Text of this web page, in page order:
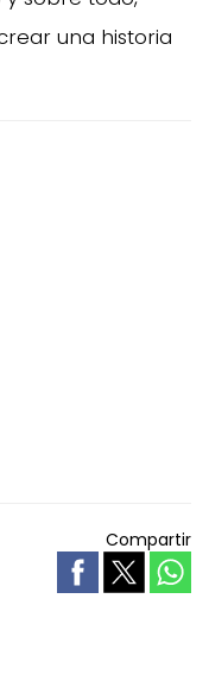
una historia
Compartir